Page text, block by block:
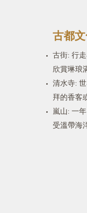
古都
古街: 行
欣賞琳琅
清水寺:
拜的香客
嵐山: 一
受溫帶海